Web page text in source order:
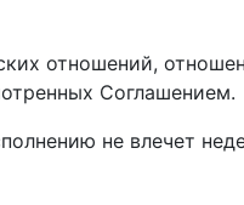
отношений,
Соглашением.
не влечет